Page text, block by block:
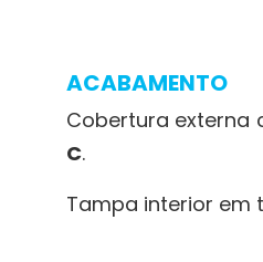
ACABAMENTO
Cobertura externa
C.
Tampa interior em